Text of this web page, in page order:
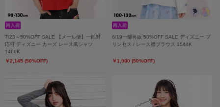
7/23～50%OFF SALE 【メール便】一部対
応可 ディズニー カーズ レース風シャツ
1469K
￥2,145 (50%OFF)
6/19一部再販 50%OFF SALE ディズニー プ
リンセス / レース襟ブラウス 1544K
￥1,980 (50%OFF)